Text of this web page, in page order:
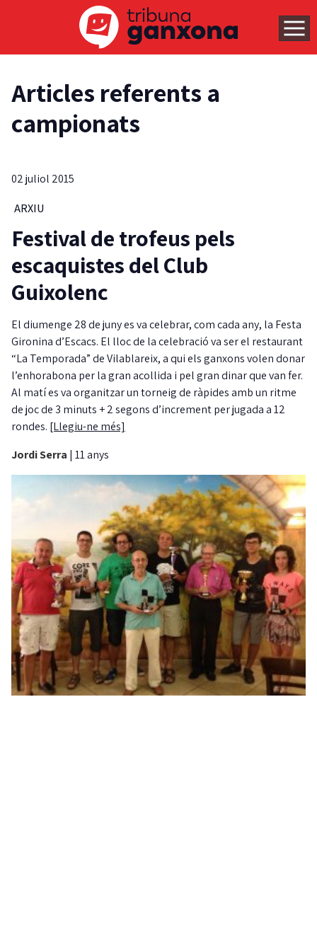
Articles referents a
campionats
02 juliol 2015
ARXIU
Festival de trofeus pels
escaquistes del Club
Guixolenc
El diumenge 28 de juny es va celebrar, com cada any, la Festa
Gironina d’Escacs. El lloc de la celebració va ser el restaurant
“La Temporada” de Vilablareix, a qui els ganxons volen donar
l’enhorabona per la gran acollida i pel gran dinar que van fer.
Al matí es va organitzar un torneig de ràpides amb un ritme
de joc de 3 minuts + 2 segons d’increment per jugada a 12
rondes. [Llegiu-ne més]
Jordi Serra | 11 anys